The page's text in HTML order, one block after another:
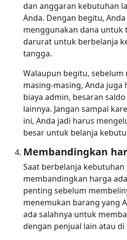
dan anggaran kebutuhan
Anda. Dengan begitu,
menggunakan dana untuk
darurat untuk berbelanja
tangga.
Walaupun begitu,
masing-masing, Anda
biaya admin, besaran
lainnya. Jangan sampai
ini, Anda jadi harus
besar untuk belanja
Membandingkan
Saat berbelanja
membandingkan harga
penting sebelum
menemukan barang yang
ada salahnya untuk
dengan penjual lain atau